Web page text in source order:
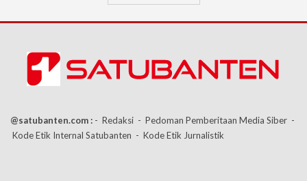
@satubanten.com : - Redaksi - Pedoman Pemberitaan Media Siber -
Kode Etik Internal Satubanten - Kode Etik Jurnalistik